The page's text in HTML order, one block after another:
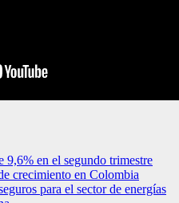
en el segundo trimestre
crecimiento en Colombia
para el sector de energías